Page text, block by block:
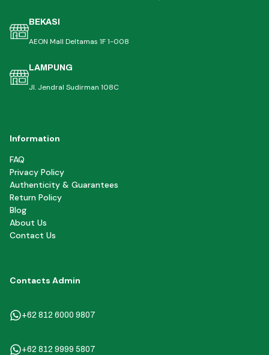
BEKASI
AEON Mall Deltamas 1F 1-008
LAMPUNG
Jl. Jendral Sudirman 108C
Information
FAQ
Privacy Policy
Authenticity & Guarantees
Return Policy
Blog
About Us
Contact Us
Contacts Admin
+62 812 6000 9807
+62 812 9999 5807